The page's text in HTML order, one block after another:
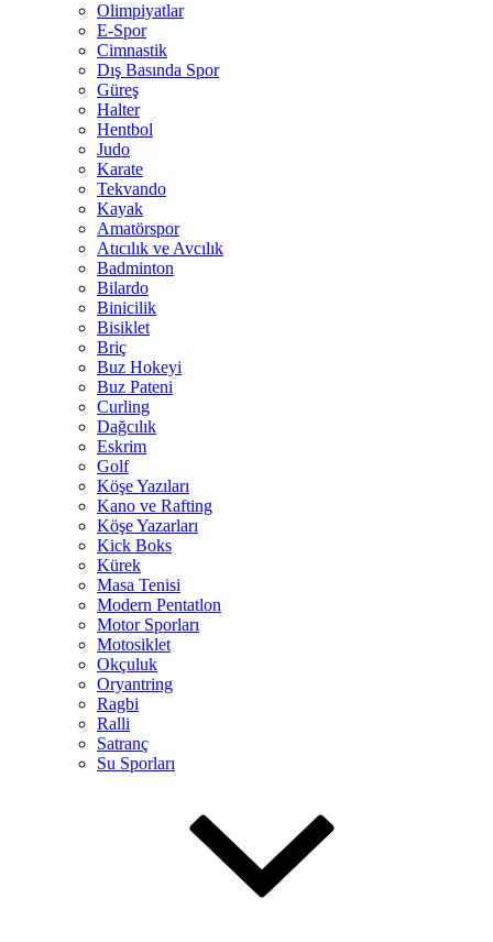
Olimpiyatlar
E-Spor
Cimnastik
Dış Basında Spor
Güreş
Halter
Hentbol
Judo
Karate
Tekvando
Kayak
Amatörspor
Atıcılık ve Avcılık
Badminton
Bilardo
Binicilik
Bisiklet
Briç
Buz Hokeyi
Buz Pateni
Curling
Dağcılık
Eskrim
Golf
Köşe Yazıları
Kano ve Rafting
Köşe Yazarları
Kick Boks
Kürek
Masa Tenisi
Modern Pentatlon
Motor Sporları
Motosiklet
Okçuluk
Oryantring
Ragbi
Ralli
Satranç
Su Sporları